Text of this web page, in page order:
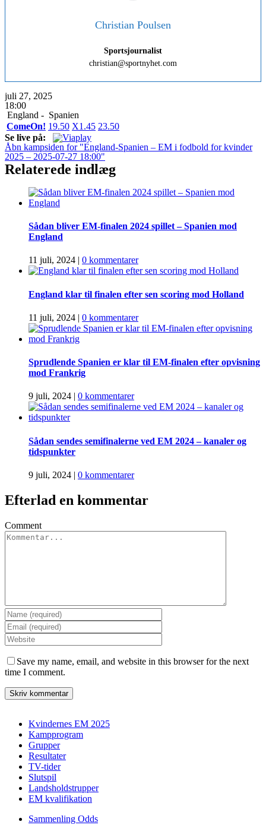
Christian Poulsen
Sportsjournalist
christian@sportnyhet.com
juli 27, 2025
18:00
England - Spanien
ComeOn! 19.50 X1.45 23.50
Se live på:
Åbn kampsiden for "England-Spanien – EM i fodbold for kvinder
2025 – 2025-07-27 18:00"
Relaterede indlæg
Sådan bliver EM-finalen 2024 spillet – Spanien mod
England
11 juli, 2024 | 0 kommentarer
England klar til finalen efter sen scoring mod Holland
11 juli, 2024 | 0 kommentarer
Sprudlende Spanien er klar til EM-finalen efter opvisning
mod Frankrig
9 juli, 2024 0 kommentarer
Sådan sendes semifinalerne ved EM 2024 – kanaler og
tidspunkter
9 juli, 2024 | 0 kommentarer
Efterlad en kommentar
Comment
Save my name, email, and website in this browser for the next
time I comment.
Kvindernes EM 2025
Kampprogram
Grupper
Resultater
TV-tider
Slutspil
Landsholdstrupper
EM kvalifikation
Sammenling Odds